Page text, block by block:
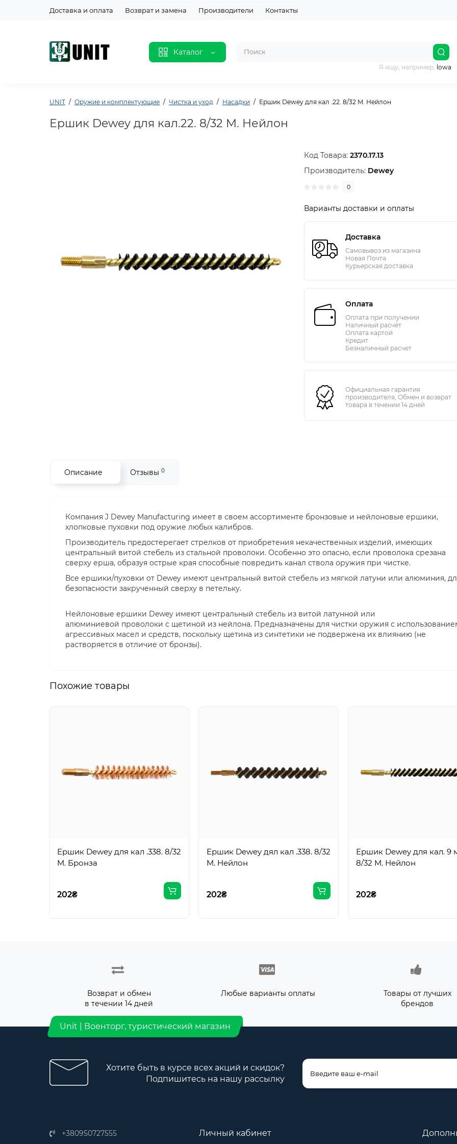
Доставка и оплата Возврат и замена Производители Контакты
Каталог
Я ищу, например, lowa
UNIT Оружие и комплектующие Чистка и уход Насадки Ершик Dewey для кал .22. 8/32 M. Нейлон
Ершик Dewey для кал.22. 8/32 M. Нейлон
Код Товара:2370.17.13
Производитель: Dewey
0
Варианты доставки и оплаты
Доставка
Самовывоз из магазина
Новая Почта
Курьерская доставка
Оплата
Оплата при получении
Наличный расчёт
Оплата картой
Кредит
Безналичный расчет
Официальная гарантия
производителя, Обмен и возврат
товара в течении 14 дней
Описание Отзывы 0
Компания J Dewey Manufacturing имеет в своем ассортименте бронзовые и нейлоновые ершики,
хлопковые пуховки под оружие любых калибров.
Производитель предостерегает стрелков от приобретения некачественных изделий, имеющих
центральный витой стебель из стальной проволоки. Особенно это опасно, если проволока срезана
сверху ерша, образуя острые края способные повредить канал ствола оружия при чистке.
Все ершики/пуховки от Dewey имеют центральный витой стебель из мягкой латуни или алюминия,
безопасности закрученный сверху в петельку.
Нейлоновые ершики Dewey имеют центральный стебель из витой латунной или
алюминиевой проволоки с щетиной из нейлона. Предназначены для чистки оружия с
агрессивных масел и средств, поскольку щетина из синтетики не подвержена их влиянию (не
растворяется в отличие от бронзы).
Похожие товары
Ершик Dewey для кал .338. 8/32
M. Бронза
202₴
Ершик Dewey дял кал .338. 8/32
M. Нейлон
202₴
Ершик Dewey для кал. 9
8/32 M. Нейлон
202₴
Возврат и обмен
в течении 14 дней
Любые варианты оплаты
Товары от лучших
брендов
Unit | Военторг, туристический магазин
Хотите быть в курсе всех акций и скидок?
Подпишитесь на нашу рассылку
+380950727555
Личный кабинет